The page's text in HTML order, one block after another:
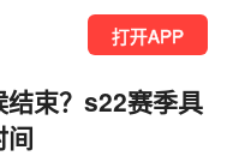
打开APP
束？s22赛季具
间